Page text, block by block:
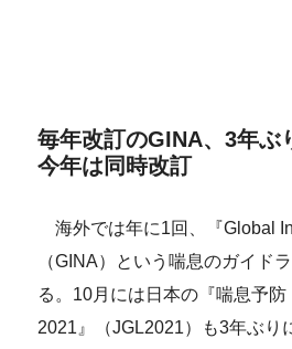
毎年改訂のGINA、3年ぶ
今年は同時改訂
海外では年に1回、『Global
（GINA）という喘息のガイド
る。10月には日本の『喘息予
2021』（JGL2021）も3年ぶり